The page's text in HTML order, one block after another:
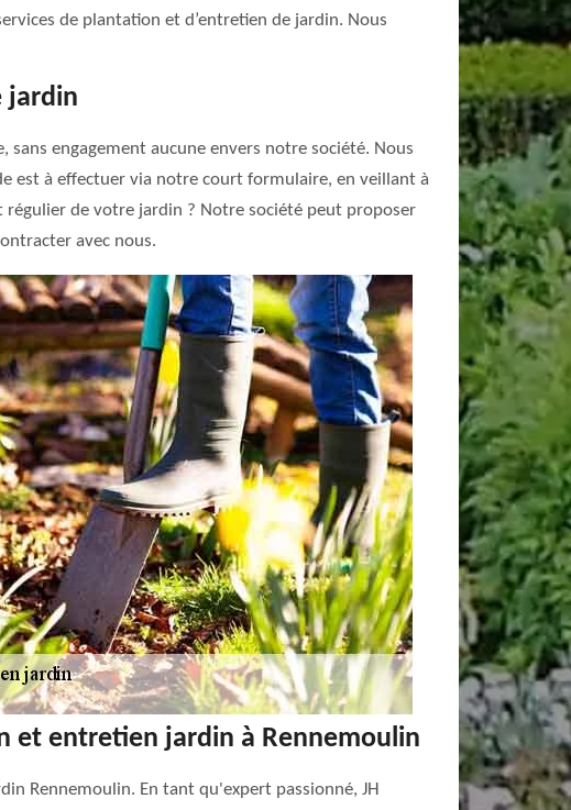
de plantation et d’entretien de jardin. Nous
jardin
engagement aucune envers notre société. Nous
est à effectuer via notre court formulaire, en veillant à
régulier de votre jardin ? Notre société peut proposer
avec nous.
et entretien jardin à Rennemoulin
Rennemoulin. En tant qu'expert passionné, JH